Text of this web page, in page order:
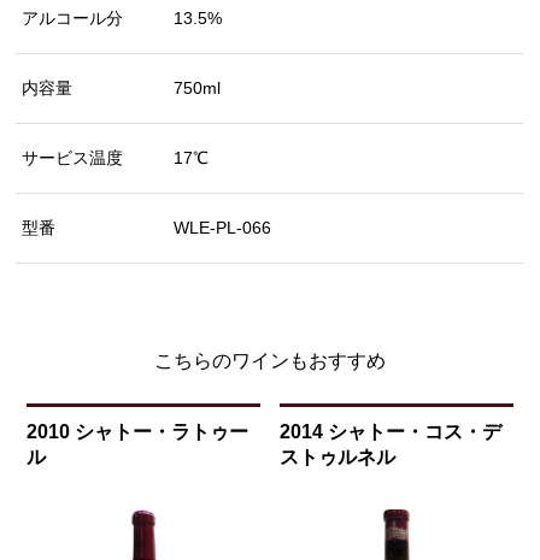
アルコール分 13.5%
内容量 750ml
サービス温度 17℃
型番 WLE-PL-066
こちらのワインもおすすめ
2010 シャトー・ラトゥー
ル
2014 シャトー・コス・デ
ストゥルネル